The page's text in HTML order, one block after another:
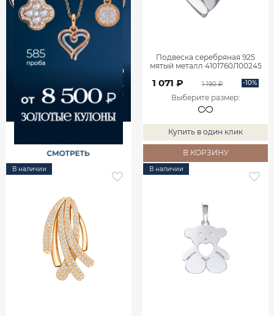
Подвеска серебряная 925
мятый металл 4101760Л00245
1 071 ₽ 1 190 ₽ -10%
Выберите размер:
Купить в один клик
В КОРЗИНУ
В наличии В наличии